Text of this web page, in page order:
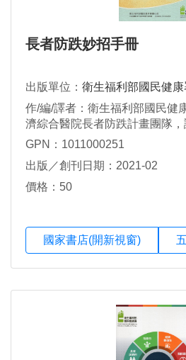
長者防跌妙招手冊
出版單位： 衛生福利部國民健康
作/編/譯者：衛生福利部國民健
濟綜合醫院長者防跌計畫團隊
GPN：1011000251
出版／創刊日期：2021-02
價格：50
國家書店(開新視窗)